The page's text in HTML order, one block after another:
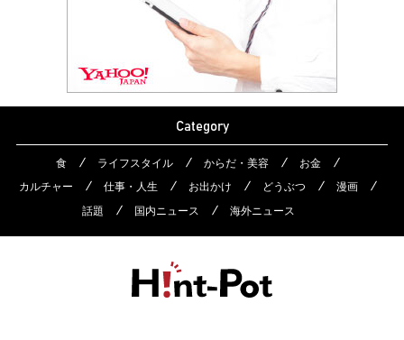
Category
食 ライフスタイル からだ・美容
お金
カルチャー
仕事・人生 お出かけ どうぶつ
漫画
話題
国内ニュース 海外ニュース